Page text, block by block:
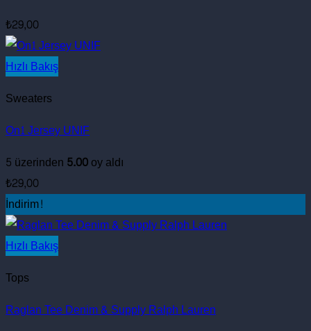
₺29,00
Hızlı Bakış
Sweaters
On1 Jersey UNIF
5 üzerinden 5.00oy aldı
₺29,00
İndirim!
Hızlı Bakış
Tops
Raglan Tee Denim & Supply Ralph Lauren